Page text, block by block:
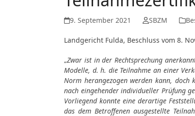
9. September 2021 SBZM
Landgericht Fulda, Beschluss vom 8.
„Zwar ist in der Rechtsprechung
Modelle, d. h. die Teilnahme an einer
Norm herangezogen werden kann, doch
nach eingehender individueller Prüfung
Vorliegend konnte eine derartige
das dem Betroffenen ausgestellte